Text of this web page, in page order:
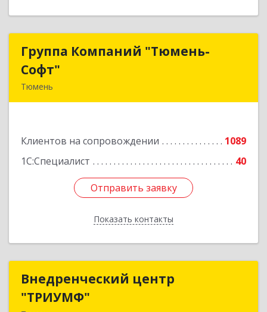
Группа Компаний "Тюмень-
Софт"
Тюмень
Клиентов на сопровождении
1089
1С:Специалист
40
Отправить заявку
Показать контакты
Группа Компаний "Тюмень-
Подробнее
Отправить заявку
Назад
Внедренческий центр
"ТРИУМФ"
Внедренческий центр